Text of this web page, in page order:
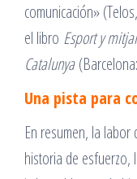
comunicación»
el libro Esport y
Catalunya
Una pista para
En resumen, la labor
historia de esfuerzo,